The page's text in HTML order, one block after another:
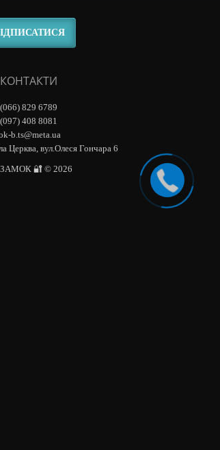
829 6789
408 8081
b.ts@meta.ua
Церква, вул.Олеся Гончара 6
ЗАМОК 🔐 © 2026